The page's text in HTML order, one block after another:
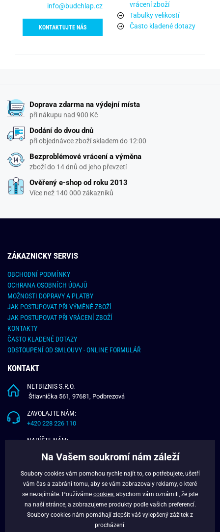
info@budchlap.cz
KONTAKTUJTE NÁS
vrácení zboží
Tabulky velikostí
Často kladené dotazy
Doprava zdarma na výdejní místa
při nákupu nad 900 Kč
Dodání do dvou dnů
při objednávce zboží skladem do 12:00
Bezproblémové vrácení a výměna
zboží do 14 dnů od jeho převzetí
Ověřený e-shop od roku 2013
Více než 140 000 zákazníků
ZÁKAZNICKY SERVIS
OBCHODNÍ PODMÍNKY
OCHRANA OSOBNÍCH ÚDAJŮ
MOŽNOSTI DOPRAVY A PLATBY
JAK POSTUPOVAT PŘI VÝMĚNĚ ZBOŽÍ
JAK POSTUPOVAT PŘI VRÁCENÍ ZBOŽÍ
KONTAKTY
ČASTO KLADENÉ DOTAZY
ODSTOUPENÍ OD SMLOUVY - ONLINE FORMULÁŘ
KONTAKT
NETBIZNIS S.R.O.
Štiavnička 561, 97681, Podbrezová
ZAVOLAJTE NÁM:
+420 228 226 110
NAPÍŠTE NÁM:
O NÁS
VĚRNOSTNÍ PROGRAM
Na Vašem soukromí nám záleží
Soubory cookies vám pomohou rychle najít to, co potřebujete, ušetří
vám čas a zabrání tomu, aby se vám zobrazovaly reklamy, o které
se nezajímáte. Používáme cookies , abychom vám oznámili, že jste
na naší stránce, a zobrazujeme produkty podle vašich preferencí.
Soubory cookies nám pomáhají zlepšit váš vylepšený zážitek z
procházení.